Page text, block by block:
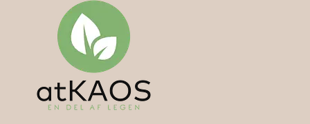
pris:
høj
til
lav